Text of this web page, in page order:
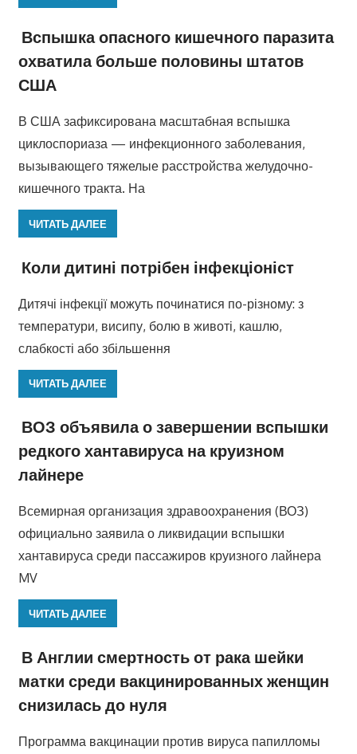
Вспышка опасного кишечного паразита
охватила больше половины штатов
США
В США зафиксирована масштабная вспышка
циклоспориаза — инфекционного заболевания,
вызывающего тяжелые расстройства желудочно-
кишечного тракта. На
ЧИТАТЬ ДАЛЕЕ
Коли дитині потрібен інфекціоніст
Дитячі інфекції можуть починатися по-різному: з
температури, висипу, болю в животі, кашлю,
слабкості або збільшення
ЧИТАТЬ ДАЛЕЕ
ВОЗ объявила о завершении вспышки
редкого хантавируса на круизном
лайнере
Всемирная организация здравоохранения (ВОЗ)
официально заявила о ликвидации вспышки
хантавируса среди пассажиров круизного лайнера
MV
ЧИТАТЬ ДАЛЕЕ
В Англии смертность от рака шейки
матки среди вакцинированных женщин
снизилась до нуля
Программа вакцинации против вируса папилломы